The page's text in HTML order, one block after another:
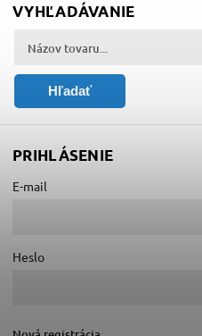
VYHĽADÁVANIE
Hľadať
PRIHLÁSENIE
E-mail
Heslo